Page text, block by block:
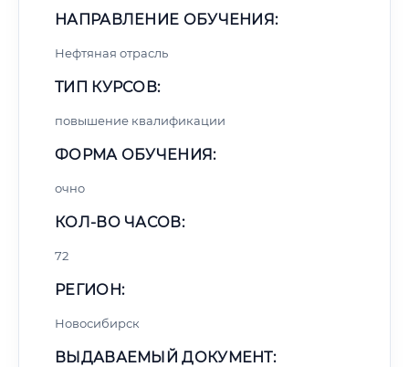
НАПРАВЛЕНИЕ ОБУЧЕНИЯ:
Нефтяная отрасль
ТИП КУРСОВ:
повышение квалификации
ФОРМА ОБУЧЕНИЯ:
очно
КОЛ-ВО ЧАСОВ:
72
РЕГИОН:
Новосибирск
ВЫДАВАЕМЫЙ ДОКУМЕНТ: